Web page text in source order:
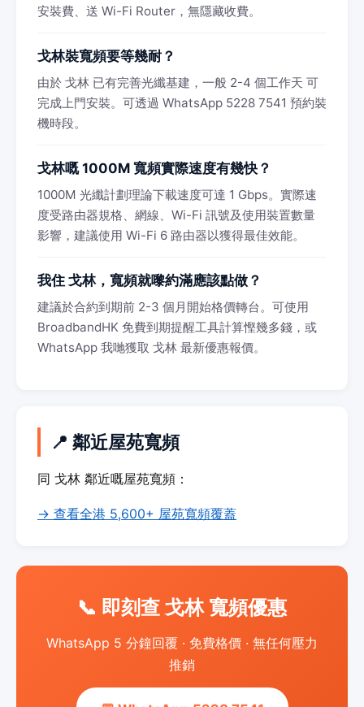
安裝費、送 Wi-Fi Router，無隱藏收費。
戈林裝寬頻要等幾耐？
由於 戈林 已有完善光纖基建，一般 2-4 個工作天 可
完成上門安裝。可透過 WhatsApp 5228 7541 預約裝
機時段。
戈林嘅 1000M 寬頻實際速度有幾快？
1000M 光纖計劃理論下載速度可達 1 Gbps。實際速
度受路由器規格、網線、Wi-Fi 訊號及使用裝置數量
影響，建議使用 Wi-Fi 6 路由器以獲得最佳效能。
我住 戈林，寬頻就嚟約滿應該點做？
建議於合約到期前 2-3 個月開始格價轉台。可使用
BroadbandHK 免費到期提醒工具計算慳幾多錢，或
WhatsApp 我哋獲取 戈林 最新優惠報價。
📍 鄰近屋苑寬頻
同 戈林 鄰近嘅屋苑寬頻：
→ 查看全港 5,600+ 屋苑寬頻覆蓋
📞 即刻查 戈林 寬頻優惠
WhatsApp 5 分鐘回覆 · 免費格價 · 無任何壓力
推銷